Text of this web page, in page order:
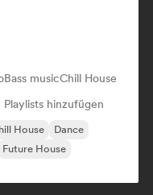
Bass musicChill House
hinzufügen
House
Dance
Future House